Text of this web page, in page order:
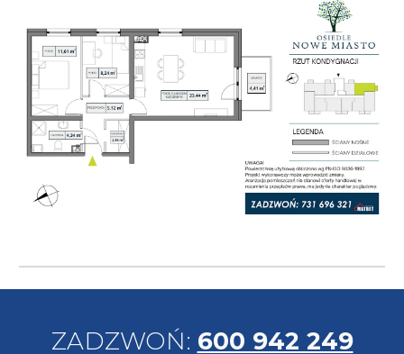
ZADZWOŃ: 600 942 249